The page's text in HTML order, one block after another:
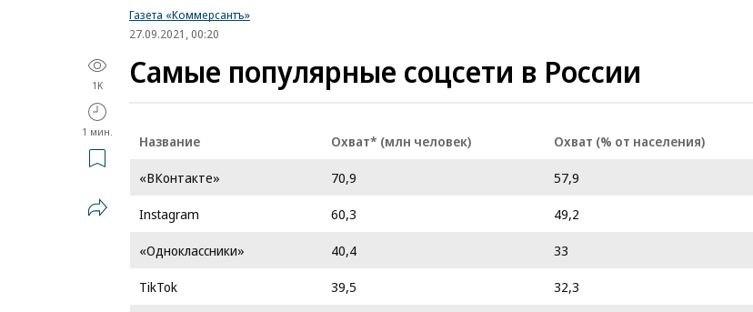
Газета «Коммерсантъ»
27.09.2021, 00:20
1K
1 мин.
Самые популярные соцсети в России
Название Охват* (млн человек)
Охват (% от населения)
«ВКонтакте»
70,9
57,9
Instagram
60,3
49,2
«Одноклассники»
40,4
33
TikTok
39,5
32,3